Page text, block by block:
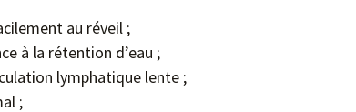
au réveil ;
à la rétention d’eau ;
lymphatique lente ;
;